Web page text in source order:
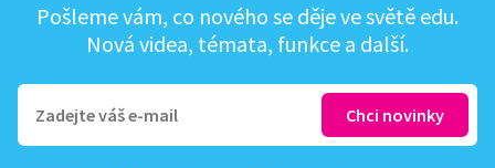
Pošleme vám, co nového se děje ve světě edu.
Nová videa, témata, funkce a další.